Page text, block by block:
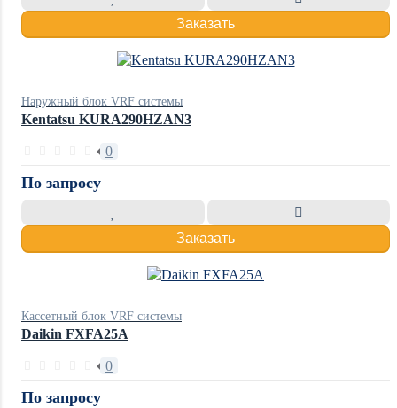
Заказать
Наружный блок VRF системы
Kentatsu KURA290HZAN3
0
По запросу
Заказать
Кассетный блок VRF системы
Daikin FXFA25A
0
По запросу